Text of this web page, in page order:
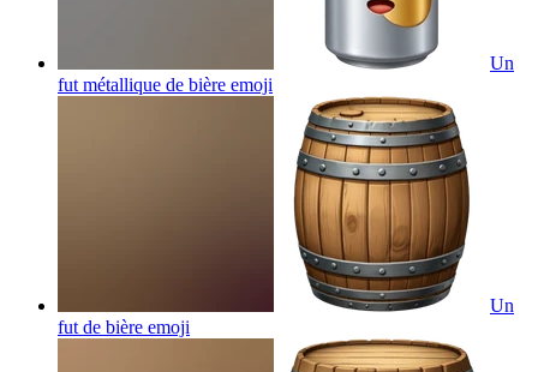
Un
fut métallique de bière emoji
Un
fut de bière emoji